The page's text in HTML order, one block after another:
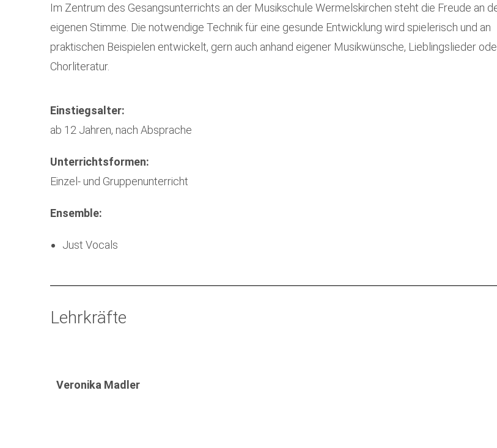
Im Zentrum des Gesangsunterrichts an der Musikschule Wermelskirchen steht die Freude an
eigenen Stimme. Die notwendige Technik für eine gesunde Entwicklung wird spielerisch und an
praktischen Beispielen entwickelt, gern auch anhand eigener Musikwünsche, Lieblingslieder
Chorliteratur.
Einstiegsalter:
ab 12 Jahren, nach Absprache
Unterrichtsformen:
Einzel- und Gruppenunterricht
Ensemble:
Just Vocals
Lehrkräfte
Veronika Madler